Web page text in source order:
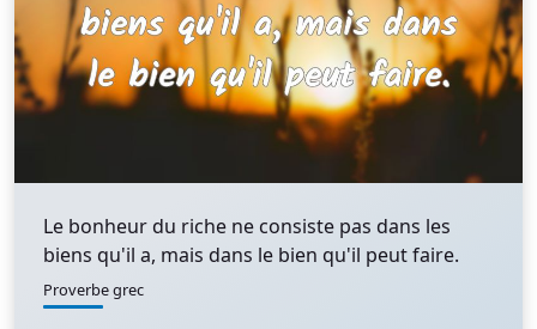
Le bonheur du riche ne consiste pas dans les
biens qu'il a, mais dans le bien qu'il peut faire.
Proverbe grec